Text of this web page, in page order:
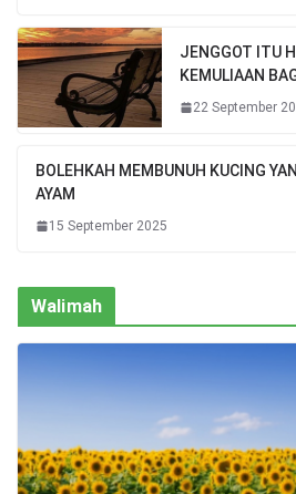
JENGGOT ITU
KEMULIAAN
22 September
BOLEHKAH MEMBUNUH KUCING
AYAM
15 September 2025
Walimah